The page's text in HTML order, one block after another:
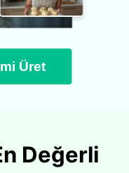
Üret
Değerli